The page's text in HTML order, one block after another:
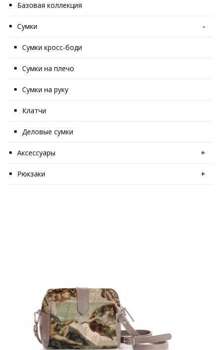
Базовая коллекция
Сумки -
Сумки кросс-боди
Сумки на плечо
Сумки на руку
Клатчи
Деловые сумки
Аксессуары +
Рюкзаки +